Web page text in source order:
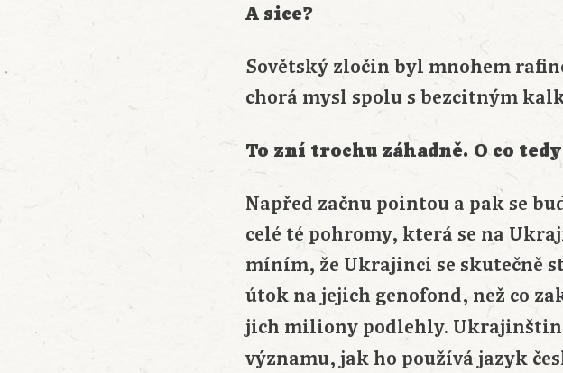
A sice?
Sovětský zločin byl mnohem
chorá mysl spolu s bezcitným
To zní trochu záhadně. O co
Napřed začnu pointou a pak se
celé té pohromy, která se na
míním, že Ukrajinci se skutečně
útok na jejich genofond, než co
jich miliony podlehly.
významu, jak ho používá jazyk